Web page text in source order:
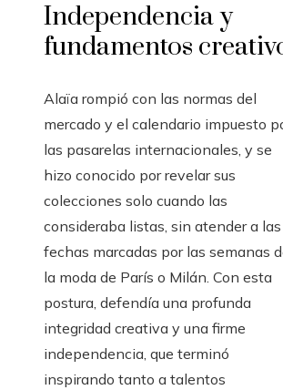
Independencia y
fundamentos
Alaïa rompió con las normas del
mercado y el calendario impuesto
las pasarelas internacionales, y se
hizo conocido por revelar sus
colecciones solo cuando las
consideraba listas, sin atender a las
fechas marcadas por las semanas
la moda de París o Milán. Con esta
postura, defendía una profunda
integridad creativa y una firme
independencia, que terminó
inspirando tanto a talentos